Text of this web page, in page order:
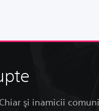
şi inamicii comuni